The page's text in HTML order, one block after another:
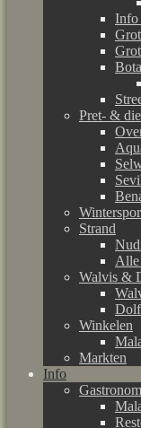
Info
Pret- &
Strand
Walvis &
Winkelen
Markten
Info